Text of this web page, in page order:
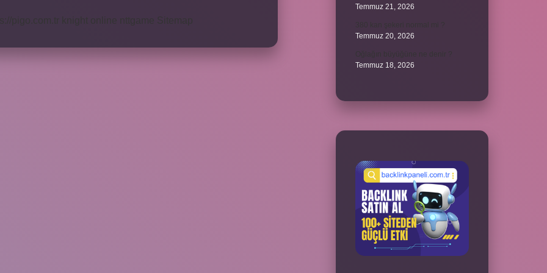
Temmuz 21, 2026
Temmuz 20, 2026
Temmuz 18, 2026